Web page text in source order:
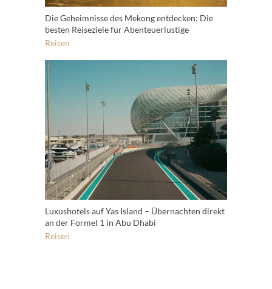
Die Geheimnisse des Mekong entdecken: Die
besten Reiseziele für Abenteuerlustige
Reisen
Luxushotels auf Yas Island – Übernachten direkt
an der Formel 1 in Abu Dhabi
Reisen